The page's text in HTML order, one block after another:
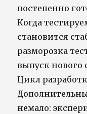
постепенно
Когда
становится
разморозка
выпуск нового
Цикл
немало: